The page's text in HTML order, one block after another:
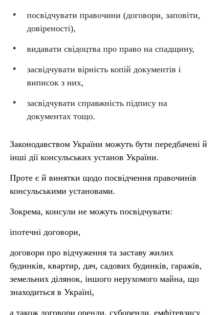
посвідчувати правочини (договори, заповіти,
довіреності),
видавати свідоцтва про право на спадщину,
засвідчувати вірність копій документів і
виписок з них,
засвідчувати справжність підпису на
документах тощо.
Законодавством України можуть бути передбачені й
інші дії консульських установ України.
Проте є й винятки щодо посвідчення правочинів
консульськими установами.
Зокрема, консули не можуть посвідчувати:
іпотечні договори,
договори про відчуження та заставу жилих
будинків, квартир, дач, садових будинків, гаражів,
земельних ділянок, іншого нерухомого майна, що
знаходиться в Україні,
а також договори оренди, суборенди, емфітевзису